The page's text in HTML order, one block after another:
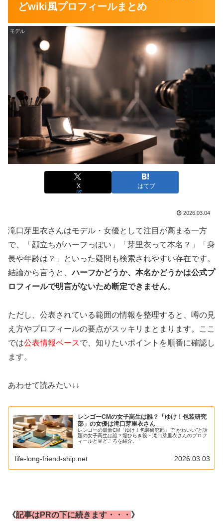
どwiki風プロフィールまとめ
モデル
X はてブ
2026.03.04
滝口芽里衣さんはモデル・女優として注目が高まる一方
で、「顔立ちがハーフっぽい」「芽里衣って本名？」「身
長や年齢は？」といった疑問も検索されやすい存在です。
結論から言うと、ハーフかどうか、本名かどうかは公式プ
ロフィールで明言がないため断定できません。
ただし、公表されている範囲の情報を整理すると、噂の見
え方やプロフィールの要点がスッキリまとまります。ここ
では公表情報ベースで、知りたいポイントを順番に確認し
ます。
あわせて読みたい↓↓
レンゴーCMの女子高生は誰？「ゆけ！包装研究
部」の女優は滝口芽里衣さん
レンゴーの最新CM「ゆけ！包装研究部」で“かわいい”と話
題の女子高生は誰？堤ひらき役・滝口芽里衣さんのプロフ
ィールと見どころを紹介。
life-long-friend-ship.net 2026.03.03
《記事はPRの下に続きます・・・ 》